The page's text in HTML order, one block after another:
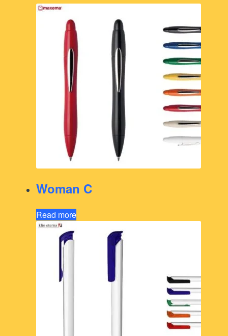
Woman C
Read more